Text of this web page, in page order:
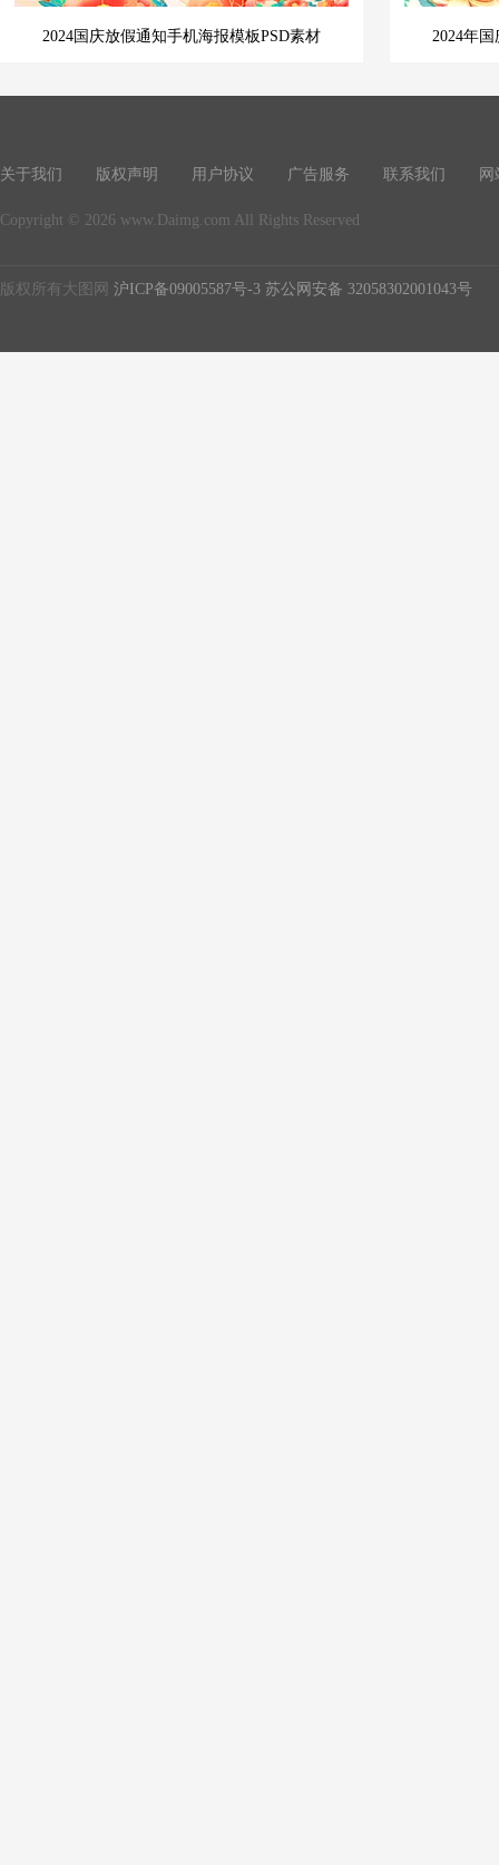
2024国庆放假通知手机海报模板PSD素材 2024年
关于我们 版权声明 用户协议 广告服务 联系我们 网
Copyright © 2026 www.Daimg.com All Rights Reserved
版权所有大图网 沪ICP备09005587号-3 苏公网安备 32058302001043号